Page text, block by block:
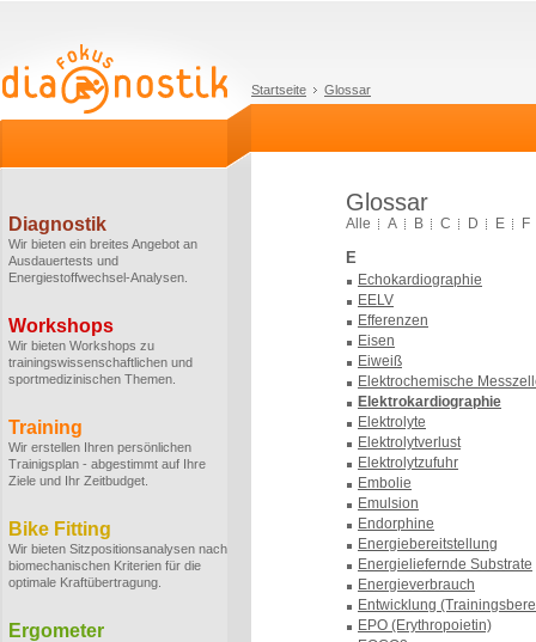
Startseite Glossar
Diagnostik
Wir bieten ein breites Angebot an
Ausdauertests und
Energiestoffwechsel-Analysen.
Workshops
Wir bieten Workshops zu
trainingswissenschaftlichen und
sportmedizinischen Themen.
Training
Wir erstellen Ihren persönlichen
Trainigsplan - abgestimmt auf Ihre
Ziele und Ihr Zeitbudget.
Bike Fitting
Wir bieten Sitzpositionsanalysen nach
biomechanischen Kriterien für die
optimale Kraftübertragung.
Ergometer
Glossar
Alle A B C D E F
E
Echokardiographie
EELV
Efferenzen
Eisen
Eiweiß
Elektrochemische
Elektrokardiographie
Elektrolyte
Elektrolytverlust
Elektrolytzufuhr
Embolie
Emulsion
Endorphine
Energiebereitstellung
Energieliefernde Substrate
Energieverbrauch
Entwicklung
EPO (Erythropoietin)